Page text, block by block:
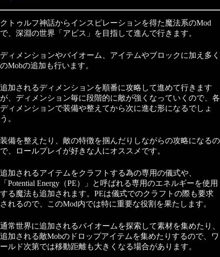
クトゥルフ神話からインスピレーションを得た魔法系のMod
で、深淵の世界「アビス」を目指して進んで行きます。
ディメンションやバイオーム、アイテムやブロックに加え多く
のMobの追加も行います。
追加されるディメンションを順番に攻略して進めて行きます
が、ディメンション毎に段階的に敵が強くなっていくので、各
ディメンションで装備や整えてから次に進む形になるでしょ
う。
装備を整えたり、敵の特徴を掴んだりしながらの攻略になるの
で、ロールプレイが好きな人にオススメです。
追加されるアイテムをクラフトする為の専用の儀式や、
「Potential Energy（PE）」と呼ばれる専用のエネルギーを使用
する魔法も追加されます。PEは儀式でのクラフトの際も要求
されるので、このMod内では特に重要な役割を果たします。
通常世界に追加されるバイオームを探索して素材を集めたり、
追加される敵Mobのドロップアイテムを集めたりするので、ワ
ールド次第では移動距離も大きくなる場合があります。